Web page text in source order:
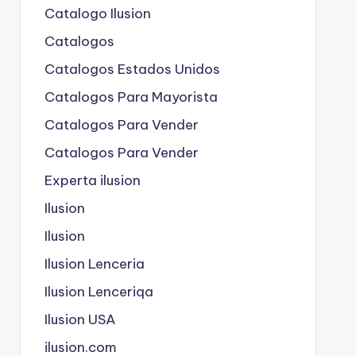
Catalogo Ilusion
Catalogos
Catalogos Estados Unidos
Catalogos Para Mayorista
Catalogos Para Vender
Catalogos Para Vender
Experta ilusion
Ilusion
Ilusion
Ilusion Lenceria
Ilusion Lenceriqa
Ilusion USA
ilusion.com